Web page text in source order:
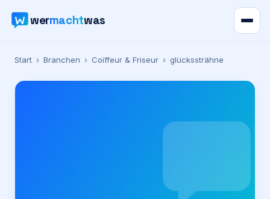
wermachtwas
Verzeichnis
Karte
Start › Branchen › Coiffeur & Friseur › glückssträhne